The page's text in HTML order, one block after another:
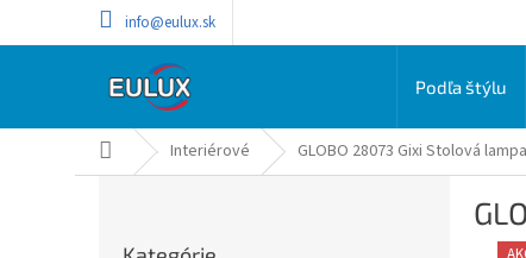
info@eulux.sk
Podľa štýlu
DomovInteriérové GLOBO 28073 Gixi Stolová lampa